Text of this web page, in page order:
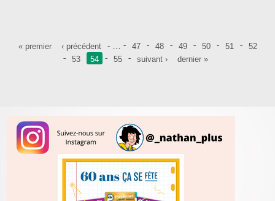
Pages
« premier ‹ précédent 47 48 49 50 51
52
53
54 55 suivant › dernier »